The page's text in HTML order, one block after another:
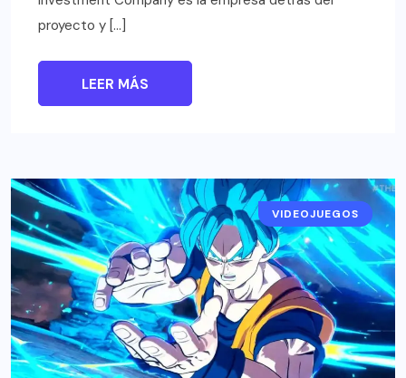
proyecto y […]
LEER MÁS
NOTICIAS
VIDEOJUEGOS